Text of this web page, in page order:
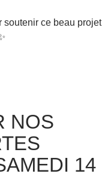
soutenir ce beau projet
NOS
14